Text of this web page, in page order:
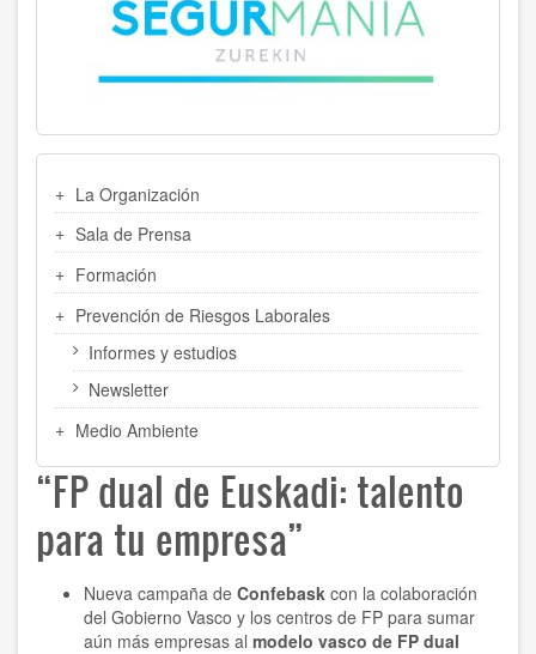
LATERAL
La Organización
Sala de Prensa
Formación
Prevención de Riesgos Laborales
Informes y estudios
Newsletter
Medio Ambiente
“FP dual de Euskadi: talento
para tu empresa”
Nueva campaña de Confebask con la colaboración
del Gobierno Vasco y los centros de FP para sumar
aún más empresas al modelo vasco de FP dual